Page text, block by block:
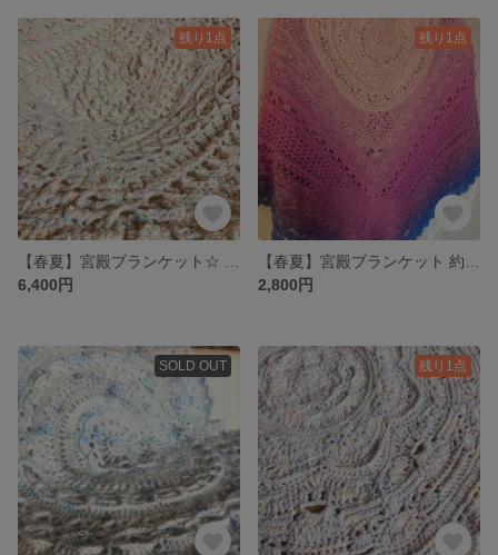
残り1点
6,400円
残り1点
2,800円
SOLD OUT 残り1点